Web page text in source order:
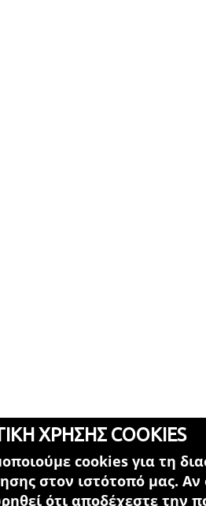
ΧΡΗΣΗΣ COOKIES
cookies για τη
στον ιστότοπό μας.
ότι αποδέχεστε την